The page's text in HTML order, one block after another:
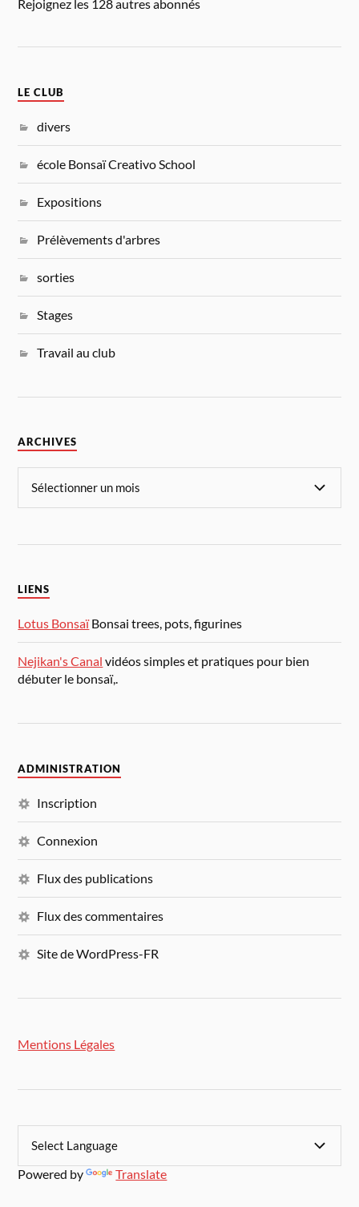
Rejoignez les 128 autres abonnés
LE CLUB
divers
école Bonsaï Creativo School
Expositions
Prélèvements d'arbres
sorties
Stages
Travail au club
ARCHIVES
LIENS
Lotus BonsaïBonsai trees, pots, figurines
Nejikan's Canal vidéos simples et pratiques pour bien
débuter le bonsaï,.
ADMINISTRATION
Inscription
Connexion
Flux des publications
Flux des commentaires
Site de WordPress-FR
Mentions Légales
Powered by Translate